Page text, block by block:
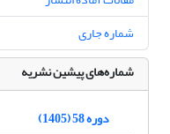
شماره جاری
شماره‌های پیشین نشریه
دوره 58 (1405)